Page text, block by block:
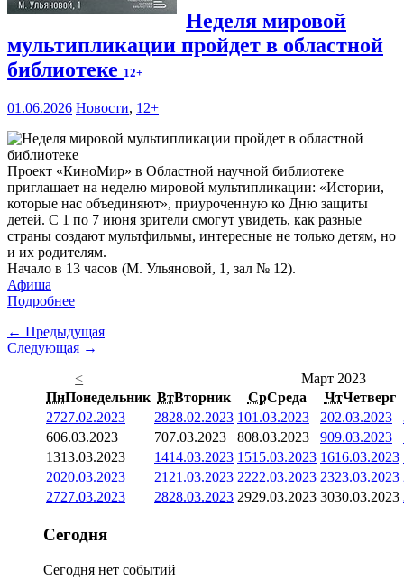
Неделя мировой
мультипликации пройдет в областной
библиотеке 12+
01.06.2026 Новости, 12+
Проект «КиноМир» в Областной научной библиотеке
приглашает на неделю мировой мультипликации: «Истории,
которые нас объединяют», приуроченную ко Дню защиты
детей. С 1 по 7 июня зрители смогут увидеть, как разные
страны создают мультфильмы, интересные не только детям, но
и их родителям.
Начало в 13 часов (М. Ульяновой, 1, зал № 12).
Афиша
Подробнее
← Предыдущая
Следующая →
<
Март 2023
ПнПонедельник ВтВторник СрСреда ЧтЧетверг
2727.02.2023 2828.02.2023 101.03.2023 202.03.2023
606.03.2023 707.03.2023 808.03.2023 909.03.2023
1313.03.2023 1414.03.2023 1515.03.2023 1616.03.2023
2020.03.2023 21 21.03.2023 2222.03.2023 2323.03.2023
2727.03.2023 2828.03.2023 2929.03.2023 3030.03.2023
Сегодня
Сегодня нет событий